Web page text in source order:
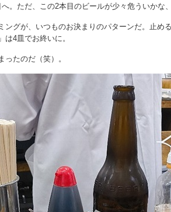
。ただ、この2本目のビールが少々危ういかな
ングが、いつものお決まりのパターンだ。止め
4皿でお終いに。
ったのだ（笑）。